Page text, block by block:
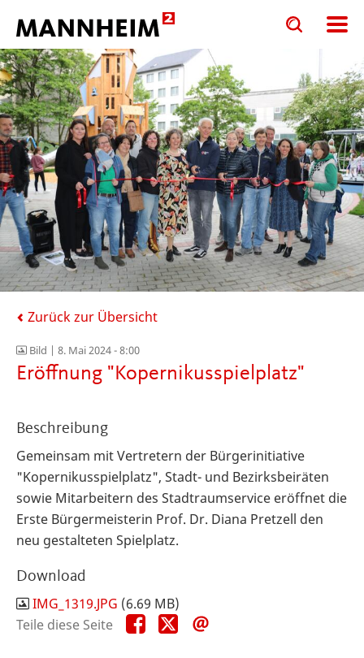
Toggle
search
input
Toggle
search
input
Zurück zur Übersicht
Bild | 8. Mai 2024 - 8:00
Eröffnung "Kopernikusspielplatz"
Beschreibung
Gemeinsam mit Vertretern der Bürgerinitiative
"Kopernikusspielplatz", Stadt- und Bezirksbeiräten
sowie Mitarbeitern des Stadtraumservice eröffnet die
Erste Bürgermeisterin Prof. Dr. Diana Pretzell den
neu gestalteten Spielplatz.
Download
IMG_1319.JPG (6.69 MB)
Teile diese Seite
Teile
diese
Teile
diese